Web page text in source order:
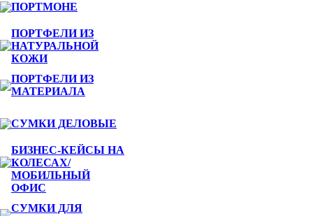
ПОРТМОНЕ
ПОРТФЕЛИ ИЗ
НАТУРАЛЬНОЙ
КОЖИ
ПОРТФЕЛИ ИЗ
МАТЕРИАЛА
СУМКИ ДЕЛОВЫЕ
БИЗНЕС-КЕЙСЫ НА
КОЛЕСАХ/
МОБИЛЬНЫЙ
ОФИС
СУМКИ ДЛЯ